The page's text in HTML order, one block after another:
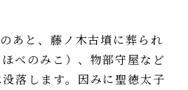
あと、藤ノ木古墳に葬られ
べのみこ）、物部守屋など
落します。因みに聖徳太子